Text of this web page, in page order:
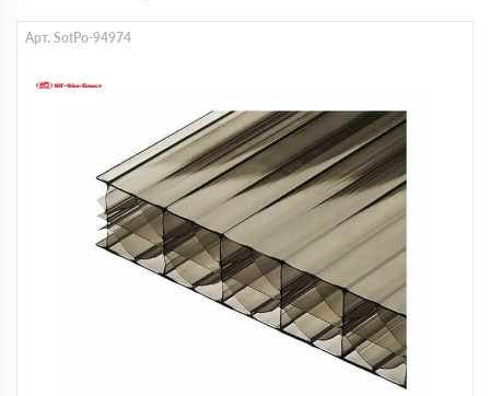
Арт. SotPo-94974